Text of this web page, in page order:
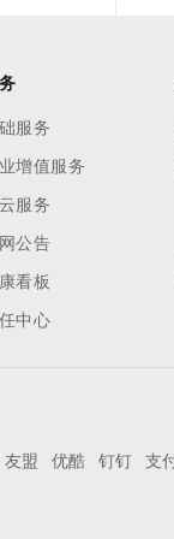
服务
增值服务
服务
公告
看板
中心
友盟 优酷 钉钉 支